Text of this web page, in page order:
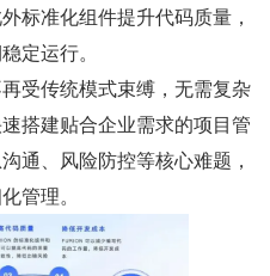
标准化组件提升代码质量，
定运行。
受传统模式束缚，无需复杂
搭建贴合企业需求的项目管
通、风险防控等核心难题，
管理。